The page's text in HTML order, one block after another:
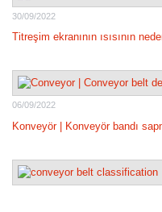
30/09/2022
Titreşim ekranının ısısının
06/09/2022
Konveyör | Konveyör bandı